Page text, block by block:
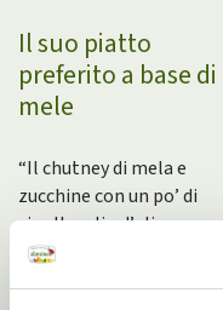
Il suo piatto
preferito a base di
mele
“Il chutney di mela e
zucchine con un po’ di
cipolla, olio d’oliva,
mozzarella di bufala e una